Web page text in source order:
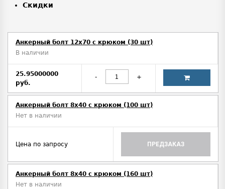
Скидки
Анкерный болт 12х70 с крюком (30 шт)
В наличии
25.95000000
руб.
- +
Анкерный болт 8х40 с крюком (100 шт)
Нет в наличии
Цена по запросу ПРЕДЗАКАЗ
Анкерный болт 8х40 с крюком (160 шт)
Нет в наличии